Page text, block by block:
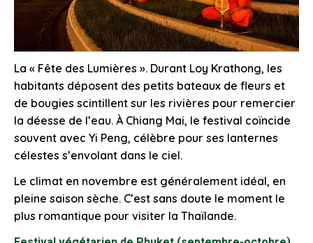
La « Fête des Lumières ». Durant Loy Krathong, les
habitants déposent des petits bateaux de fleurs et
de bougies scintillent sur les rivières pour remercier
la déesse de l’eau. À Chiang Mai, le festival coïncide
souvent avec Yi Peng, célèbre pour ses lanternes
célestes s’envolant dans le ciel.
Le climat en novembre est généralement idéal, en
pleine saison sèche. C’est sans doute le moment le
plus romantique pour visiter la Thaïlande.